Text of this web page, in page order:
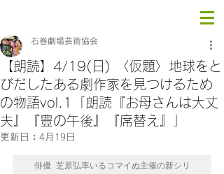
【朗読】4/19(日) 〈仮題〉地球をと
びだしたある劇作家を見つけるため
の物語vol.1「朗読『お母さんは大丈
夫』『豊の午後』『席替え』」
石巻劇場芸術協会
更新日： 4月19日
俳優 芝原弘率いるコマイぬ主催の新シリ